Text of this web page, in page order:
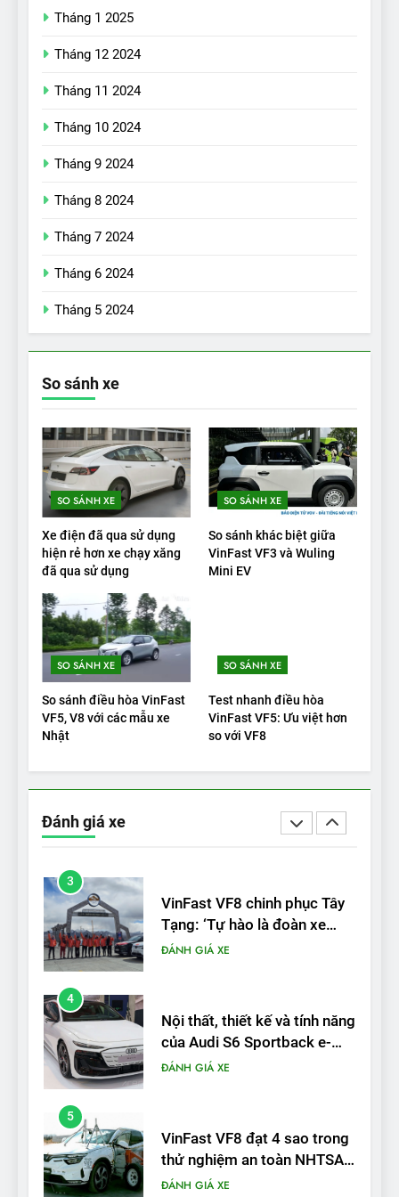
Tháng 1 2025
Tháng 12 2024
Tháng 11 2024
Tháng 10 2024
Tháng 9 2024
Tháng 8 2024
Tháng 7 2024
Tháng 6 2024
Tháng 5 2024
So sánh xe
SO SÁNH XE
Xe điện đã qua sử dụng
hiện rẻ hơn xe chạy xăng
đã qua sử dụng
SO SÁNH XE
So sánh khác biệt giữa
VinFast VF3 và Wuling
Mini EV
SO SÁNH XE
So sánh điều hòa VinFast
VF5, V8 với các mẫu xe
Nhật
SO SÁNH XE
Test nhanh điều hòa
VinFast VF5: Ưu việt hơn
so với VF8
Đánh giá xe
chỉ có trên VinFast VF8
VinFast VF9 có gì để cạnh
tranh với các xe xăng cùng
tầm giá?
ĐÁNH GIÁ XE
20
Đánh giá: Người đam mê xe
điện Hyundai Ioniq 5 N 2025
1
Xe tốt nhất để mua năm
2025: Green Car Reports
nêu tên 5 người vào chung
kết – Mỹ
ĐÁNH GIÁ XE
‘Wuling Bingo ồn, không có
trạm sạc, nhưng vẫn bán
3
VinFast VF8 chinh phục Tây
Tạng: ‘Tự hào là đoàn xe
điện Việt Nam đầu tiên lăn
ĐÁNH GIÁ XE
4
Nội thất, thiết kế và tính năng
của Audi S6 Sportback e-
tron
ĐÁNH GIÁ XE
5
VinFast VF8 đạt 4 sao trong
thử nghiệm an toàn NHTSA
tại Mỹ
ĐÁNH GIÁ XE